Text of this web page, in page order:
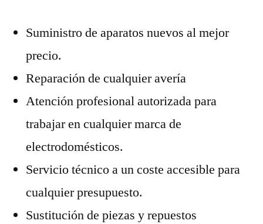
Suministro de aparatos nuevos al mejor
precio.
Reparación de cualquier avería
Atención profesional autorizada para
trabajar en cualquier marca de
electrodomésticos.
Servicio técnico a un coste accesible para
cualquier presupuesto.
Sustitución de piezas y repuestos